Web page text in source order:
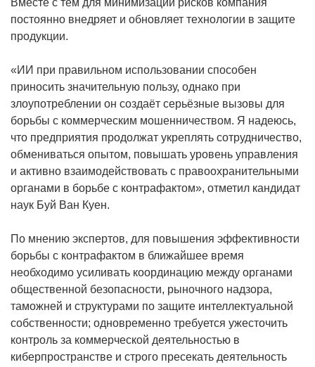
Вместе с тем для минимизации рисков компания
постоянно внедряет и обновляет технологии в защите
продукции.
«ИИ при правильном использовании способен
приносить значительную пользу, однако при
злоупотреблении он создаёт серьёзные вызовы для
борьбы с коммерческим мошенничеством. Я надеюсь,
что предприятия продолжат укреплять сотрудничество,
обмениваться опытом, повышать уровень управления
и активно взаимодействовать с правоохранительными
органами в борьбе с контрафактом», отметил кандидат
наук Буй Ван Куен.
По мнению экспертов, для повышения эффективности
борьбы с контрафактом в ближайшее время
необходимо усиливать координацию между органами
общественной безопасности, рыночного надзора,
таможней и структурами по защите интеллектуальной
собственности; одновременно требуется ужесточить
контроль за коммерческой деятельностью в
киберпространстве и строго пресекать деятельность